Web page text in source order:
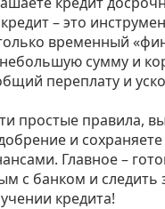
– это
временный
сумму и
переплату и
простые правила,
и
Главное –
с банком и следить
кредита!